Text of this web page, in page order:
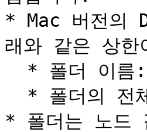
* Mac 버전의
래와 같은 상한
* 폴더는 노드